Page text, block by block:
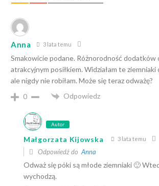
Anna 3 lata temu
Smakowicie podane. Różnorodność dodatków
atrakcyjnym posiłkiem. Widziałam te ziemniaki
ale nigdy nie robiłam. Może się teraz odważę?
0
Odpowiedz
Autor
Małgorzata Kijowska 3 lata temu
Odpowiedź doAnna
Odważ się póki są młode ziemniaki 🙂
wychodzą.